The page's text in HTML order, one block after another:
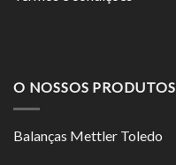
O NOSSOS PRODUTOS
Balanças Mettler Toledo